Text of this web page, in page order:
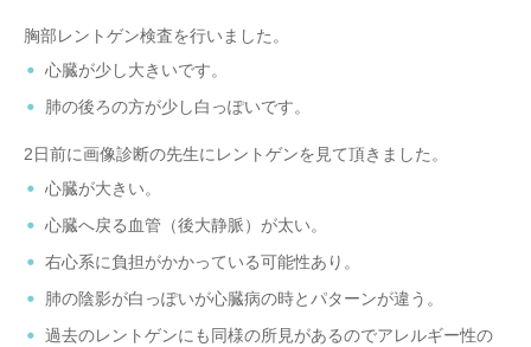
胸部レントゲン検査を行いました。
心臓が少し大きいです。
肺の後ろの方が少し白っぽいです。
2日前に画像診断の先生にレントゲンを見て頂きました。
心臓が大きい。
心臓へ戻る血管（後大静脈）が太い。
右心系に負担がかかっている可能性あり。
肺の陰影が白っぽいが心臓病の時とパターンが違う。
過去のレントゲンにも同様の所見があるのでアレルギー性の